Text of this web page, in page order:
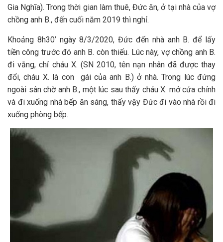
Gia Nghĩa). Trong thời gian làm thuê, Đức ăn, ở tại nhà của vợ
chồng anh B., đến cuối năm 2019 thì nghỉ.
Khoảng 8h30’ ngày 8/3/2020, Đức đến nhà anh B. để lấy
tiền công trước đó anh B. còn thiếu. Lúc này, vợ chồng anh B.
đi vắng, chỉ cháu X. (SN 2010, tên nạn nhân đã được thay
đổi, cháu X. là con gái của anh B.) ở nhà. Trong lúc đứng
ngoài sân chờ anh B., một lúc sau thấy cháu X. mở cửa chính
và đi xuống nhà bếp ăn sáng, thấy vậy Đức đi vào nhà rồi đi
xuống phòng bếp.